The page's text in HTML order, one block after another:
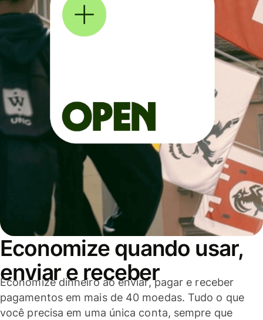
Economize quando usar,
enviar e receber
Economize dinheiro ao enviar, pagar e receber
pagamentos em mais de 40 moedas. Tudo o que
você precisa em uma única conta, sempre que